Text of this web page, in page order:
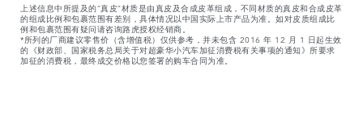
上述信息中所提及的“真皮”材质是由真皮及合成皮革组成，不同材质的真皮和合成皮革
的组成比例和包裹范围有差别，具体情况以中国实际上市产品为准。如对皮质组成比
例和包裹范围有疑问请咨询路虎授权经销商。
*所列的厂商建议零售价（含增值税）仅供参考，并未包含 2016 年 12 月 1 日起生效
的《财政部、国家税务总局关于对超豪华小汽车加征消费税有关事项的通知》所要求
加征的消费税，最终成交价格以您签署的购车合同为准。